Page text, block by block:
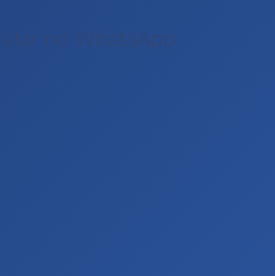
Falar no WhatsApp